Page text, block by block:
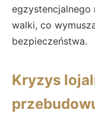
walki, co
bezpieczeństwa.
Kryzys